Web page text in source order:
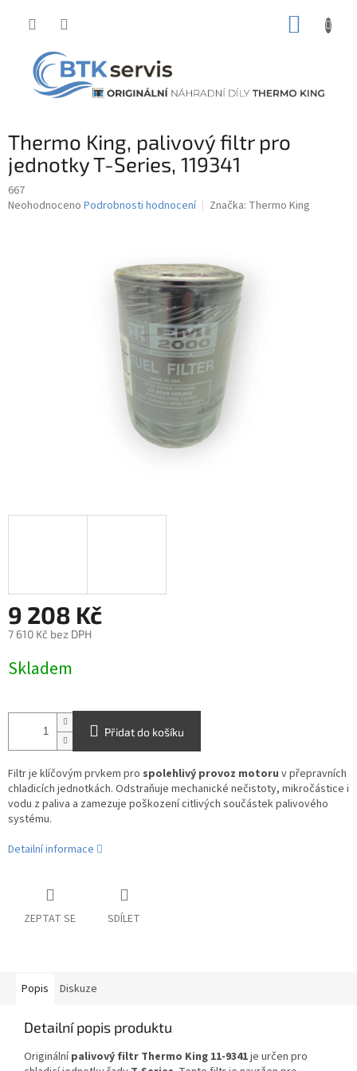
Thermo King, palivový filtr pro
jednotky T-Series, 119341
667
Průměrné
Neohodnoceno Podrobnosti hodnocení Značka: Thermo King
9 208 Kč
7 610 Kč bez DPH
cena:
Skladem
Přidat do košíku
Filtr je klíčovým prvkem pro spolehlivý provoz motoru v přepravních
chladicích jednotkách. Odstraňuje mechanické nečistoty, mikročástice i
vodu z paliva a zamezuje poškození citlivých součástek palivového
systému.
Detailní informace
ZEPTAT SE SDÍLET
Popis Diskuze
Detailní popis produktu
Originálnípalivový filtr Thermo King 11-9341je určen pro